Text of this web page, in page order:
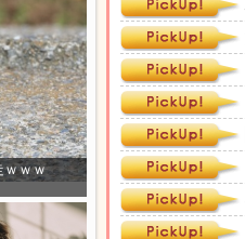
ｗｗｗ